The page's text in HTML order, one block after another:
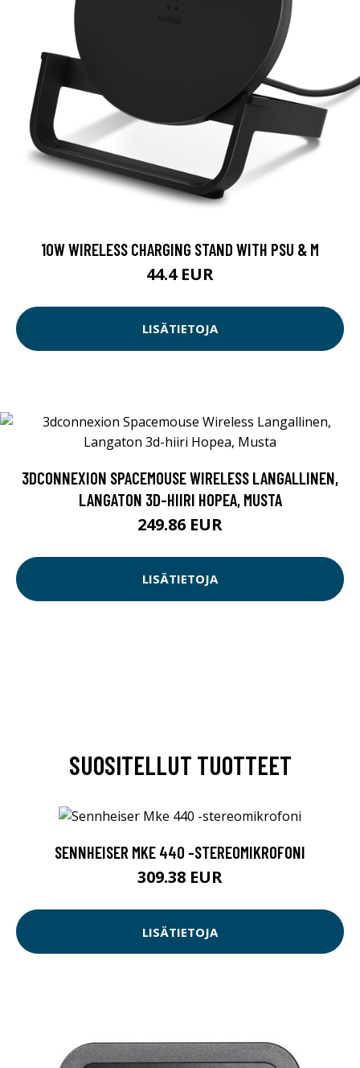
10W WIRELESS CHARGING STAND WITH PSU & M
44.4 EUR
LISÄTIETOJA
3DCONNEXION SPACEMOUSE WIRELESS LANGALLINEN,
LANGATON 3D-HIIRI HOPEA, MUSTA
249.86 EUR
LISÄTIETOJA
SUOSITELLUT TUOTTEET
SENNHEISER MKE 440 -STEREOMIKROFONI
309.38 EUR
LISÄTIETOJA